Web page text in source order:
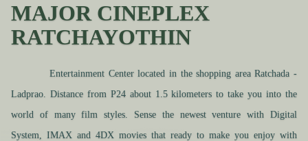
MAJOR CINEPLEX
RATCHAYOTHIN
Entertainment Center located in the shopping area Ratchada -
Ladprao. Distance from P24 about 1.5 kilometers to take you into the
world of many film styles. Sense the newest venture with Digital
System, IMAX and 4DX movies that ready to make you enjoy with